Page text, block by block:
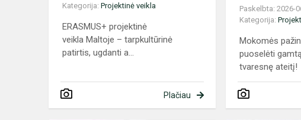
Kategorija: Projektinė veikla
ERASMUS+ projektinė
veikla Maltoje – tarpkultūrinė
patirtis, ugdanti a...
Plačiau
Paskelbta: 2026-
Kategorija:
Mokomės
puoselėti
tvaresnę ateitį!